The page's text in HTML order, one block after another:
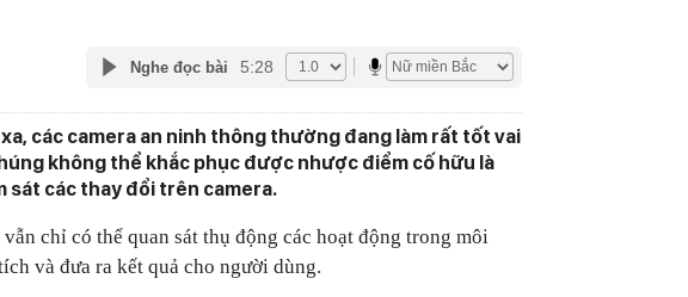
Nghe đọc bài 5:28
các camera an ninh thông thường đang làm rất tốt vai
không thể khắc phục được nhược điểm cố hữu là
sát các thay đổi trên camera.
chỉ có thể quan sát thụ động các hoạt động trong môi
và đưa ra kết quả cho người dùng.